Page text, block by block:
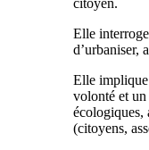
citoyen.
Elle
d’urbaniser,
Elle implique
volonté et
écologiques,
(citoyens,